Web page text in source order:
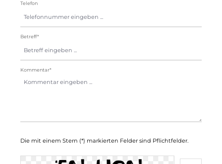
Telefon
Betreff*
Kommentar*
Die mit einem Stern (*) markierten Felder sind Pflichtfelder.